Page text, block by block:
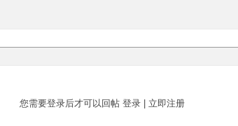
您需要登录后才可以回帖 登录| 立即注册